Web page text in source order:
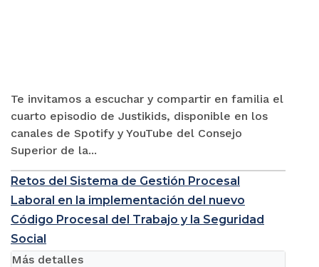
Te invitamos a escuchar y compartir en familia el
cuarto episodio de Justikids, disponible en los
canales de Spotify y YouTube del Consejo
Superior de la...
Retos del Sistema de Gestión Procesal
Laboral en la implementación del nuevo
Código Procesal del Trabajo y la Seguridad
Social
Más detalles